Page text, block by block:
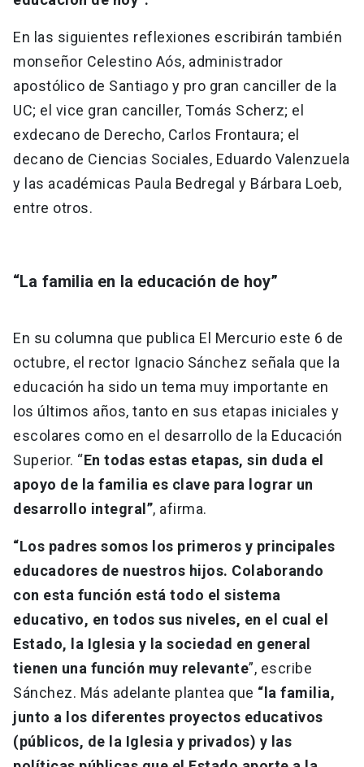
En las siguientes reflexiones escribirán también
monseñor Celestino Aós, administrador
apostólico de Santiago y pro gran canciller de la
UC; el vice gran canciller, Tomás Scherz; el
exdecano de Derecho, Carlos Frontaura; el
decano de Ciencias Sociales, Eduardo Valenzuela
y las académicas Paula Bedregal y Bárbara Loeb,
entre otros.
“La familia en la educación de hoy”
En su columna que publica El Mercurio este 6 de
octubre, el rector Ignacio Sánchez señala que la
educación ha sido un tema muy importante en
los últimos años, tanto en sus etapas iniciales y
escolares como en el desarrollo de la Educación
Superior. “En todas estas etapas, sin duda el
apoyo de la familia es clave para lograr un
desarrollo integral”, afirma.
“Los padres somos los primeros y principales
educadores de nuestros hijos. Colaborando
con esta función está todo el sistema
educativo, en todos sus niveles, en el cual el
Estado, la Iglesia y la sociedad en general
tienen una función muy relevante”, escribe
Sánchez. Más adelante plantea que “la familia,
junto a los diferentes proyectos educativos
(públicos, de la Iglesia y privados) y las